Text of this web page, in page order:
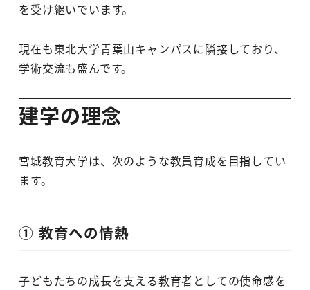
を受け継いでいます。
現在も東北大学青葉山キャンパスに隣接しており、
学術交流も盛んです。
建学の理念
宮城教育大学は、次のような教員育成を目指してい
ます。
① 教育への情熱
子どもたちの成長を支える教育者としての使命感を